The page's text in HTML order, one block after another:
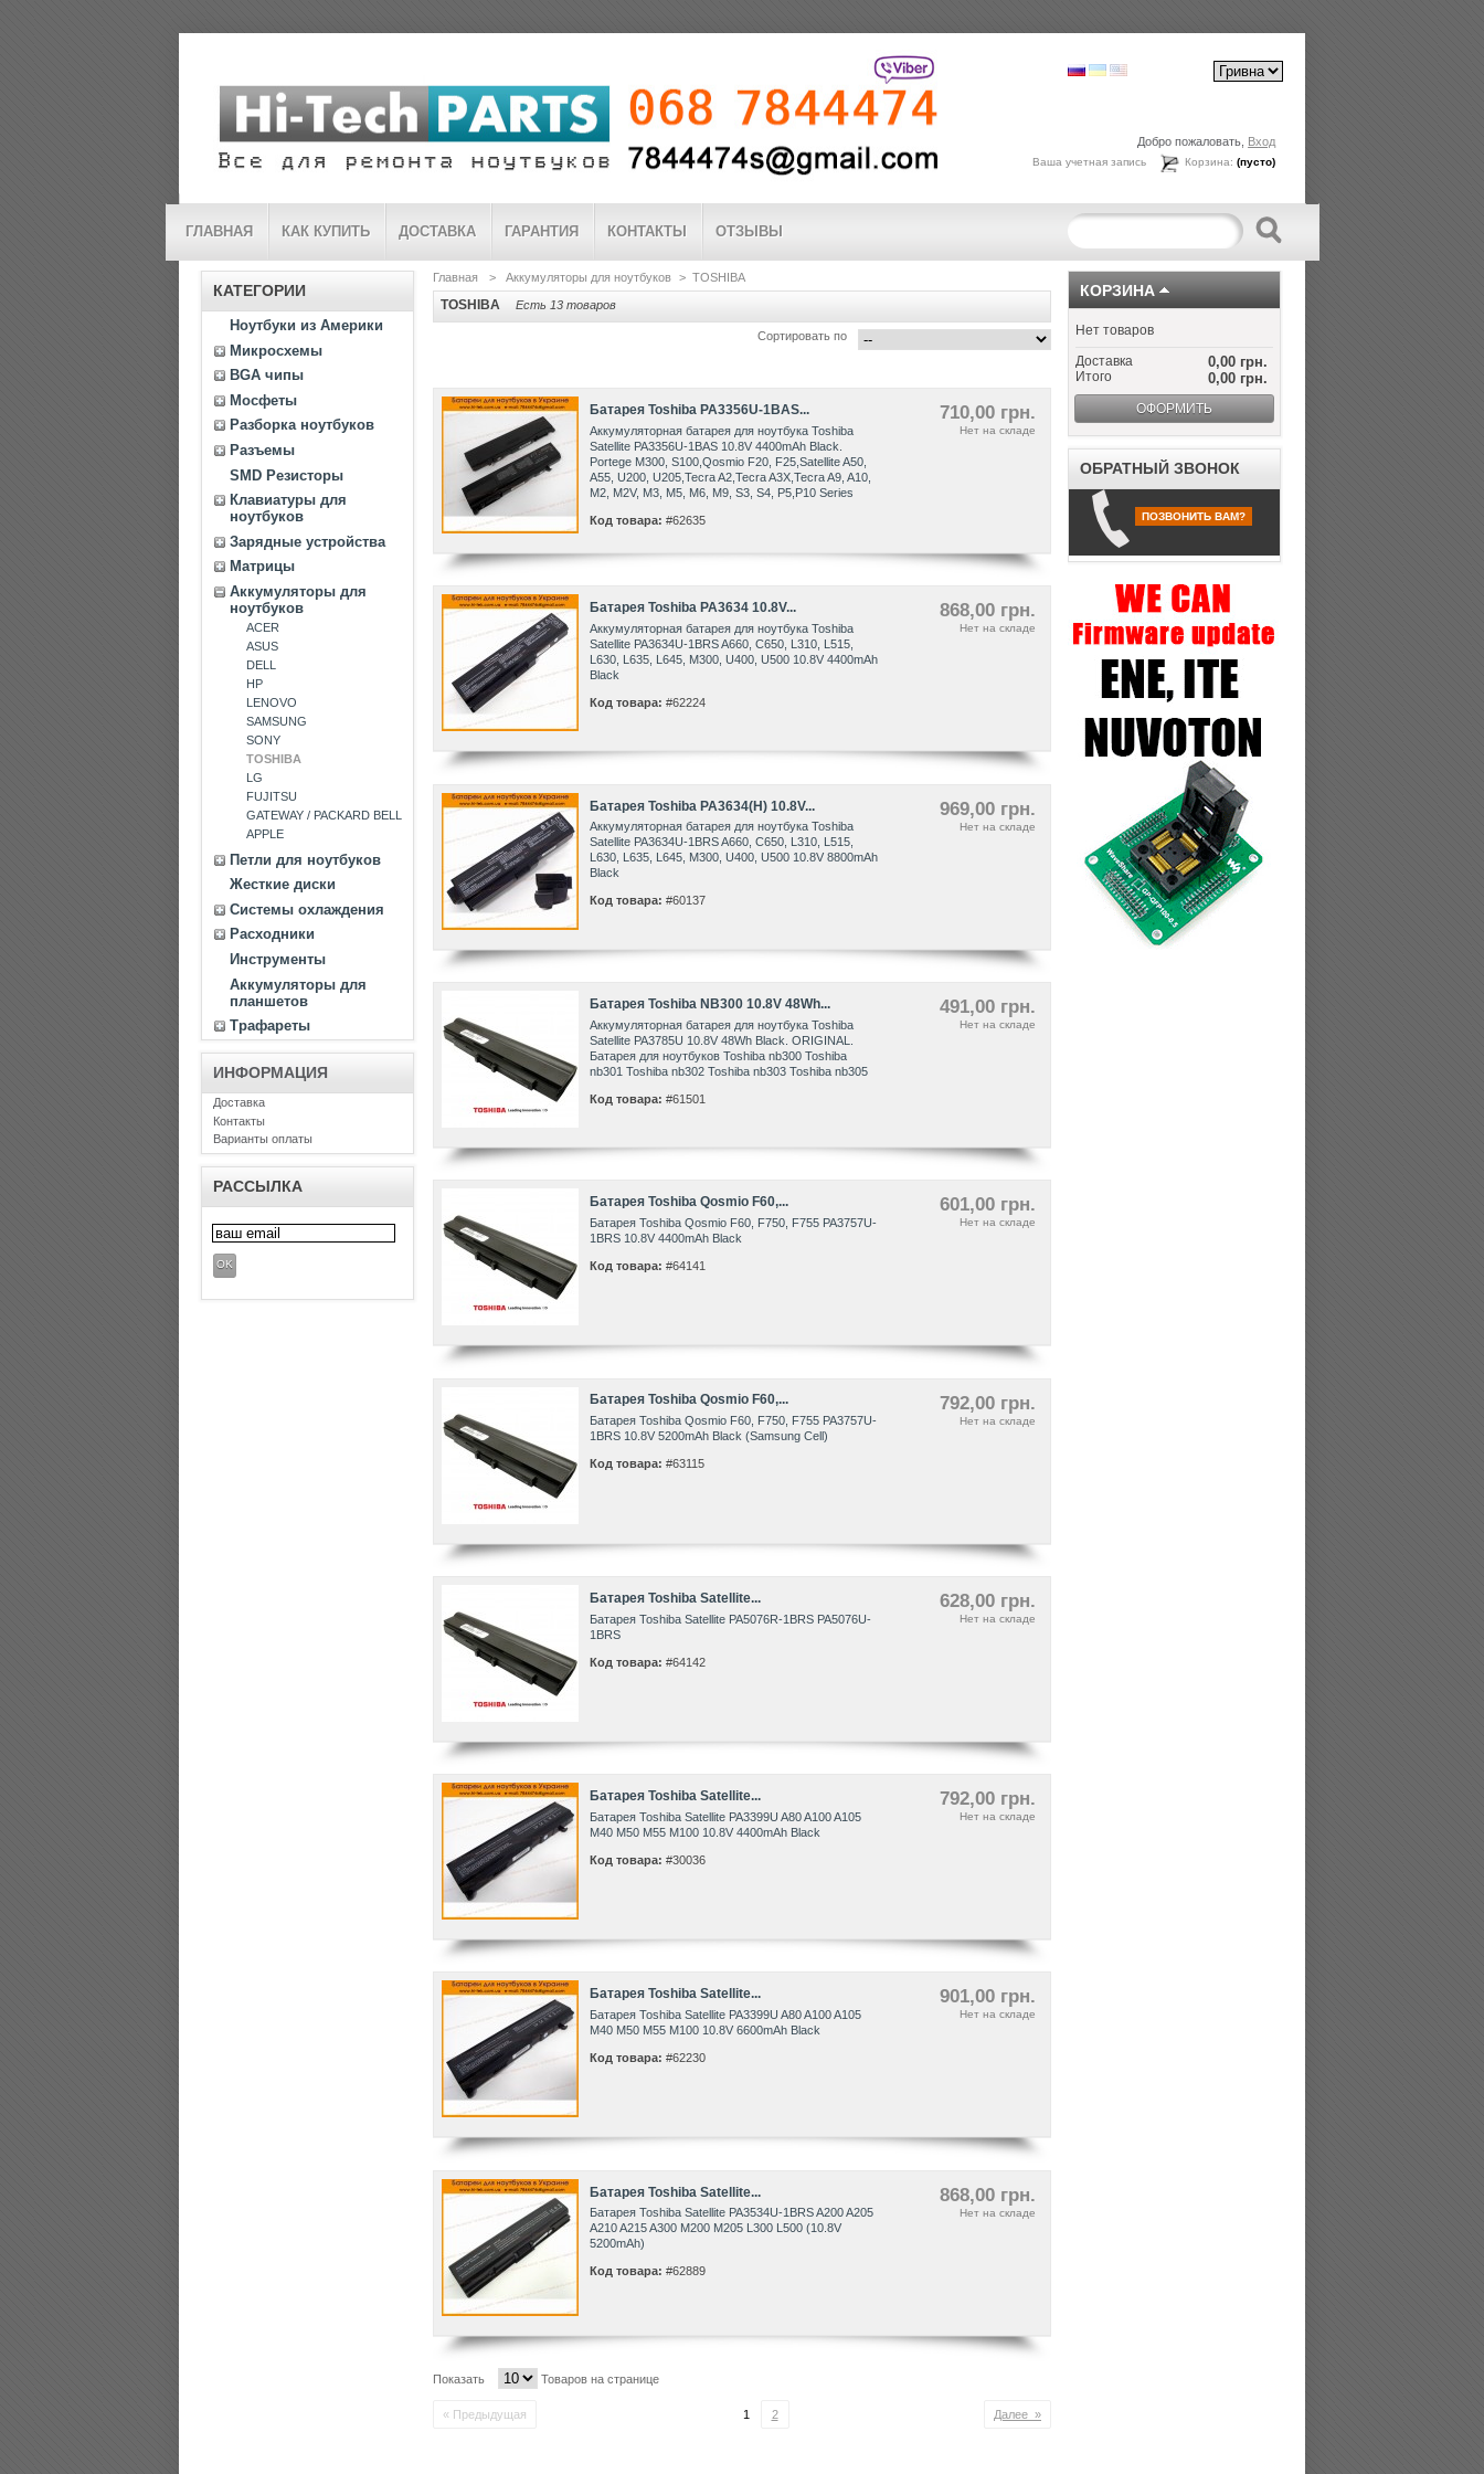
Добро пожаловать, Вход
Корзина:(пусто)
Ваша учетная запись
ГЛАВНАЯ КАК КУПИТЬ ДОСТАВКА ГАРАНТИЯ КОНТАКТЫ ОТЗЫВЫ
КАТЕГОРИИ
Ноутбуки из Америки
Микросхемы
BGA чипы
Мосфеты
Разборка ноутбуков
Разъемы
SMD Резисторы
Клавиатуры для
ноутбуков
Зарядные устройства
Матрицы
Аккумуляторы для
ноутбуков
ACER
ASUS
DELL
HP
LENOVO
SAMSUNG
SONY
TOSHIBA
LG
FUJITSU
GATEWAY / PACKARD BELL
APPLE
Петли для ноутбуков
Жесткие диски
Системы охлаждения
Расходники
Инструменты
Аккумуляторы для
планшетов
Трафареты
ИНФОРМАЦИЯ
Доставка
Контакты
Варианты оплаты
РАССЫЛКА
Главная > Аккумуляторы для ноутбуков > TOSHIBA
TOSHIBA Есть 13 товаров
Сортировать по
Батарея Toshiba PA3356U-1BAS...
Аккумуляторная батарея для ноутбука Toshiba
Satellite PA3356U-1BAS 10.8V 4400mAh Black.
Portege M300, S100,Qosmio F20, F25,Satellite A50,
A55, U200, U205,Tecra A2,Tecra A3X,Tecra A9, A10,
M2, M2V, M3, M5, M6, M9, S3, S4, P5,P10 Series
Код товара: #62635
710,00 грн.
Нет на складе
Батарея Toshiba PA3634 10.8V...
Аккумуляторная батарея для ноутбука Toshiba
Satellite PA3634U-1BRS A660, C650, L310, L515,
L630, L635, L645, M300, U400, U500 10.8V 4400mAh
Black
Код товара: #62224
868,00 грн.
Нет на складе
Батарея Toshiba PA3634(H) 10.8V...
Аккумуляторная батарея для ноутбука Toshiba
Satellite PA3634U-1BRS A660, C650, L310, L515,
L630, L635, L645, M300, U400, U500 10.8V 8800mAh
Black
Код товара: #60137
969,00 грн.
Нет на складе
Батарея Toshiba NB300 10.8V 48Wh...
Аккумуляторная батарея для ноутбука Toshiba
Satellite PA3785U 10.8V 48Wh Black. ORIGINAL.
Батарея для ноутбуков Toshiba nb300 Toshiba
nb301 Toshiba nb302 Toshiba nb303 Toshiba nb305
Код товара: #61501
491,00 грн.
Нет на складе
Батарея Toshiba Qosmio F60,...
Батарея Toshiba Qosmio F60, F750, F755 PA3757U-
1BRS 10.8V 4400mAh Black
Код товара: #64141
601,00 грн.
Нет на складе
Батарея Toshiba Qosmio F60,...
Батарея Toshiba Qosmio F60, F750, F755 PA3757U-
1BRS 10.8V 5200mAh Black (Samsung Cell)
Код товара: #63115
792,00 грн.
Нет на складе
Батарея Toshiba Satellite...
Батарея Toshiba Satellite PA5076R-1BRS PA5076U-
1BRS
Код товара: #64142
628,00 грн.
Нет на складе
Батарея Toshiba Satellite...
Батарея Toshiba Satellite PA3399U A80 A100 A105
M40 M50 M55 M100 10.8V 4400mAh Black
Код товара: #30036
792,00 грн.
Нет на складе
Батарея Toshiba Satellite...
Батарея Toshiba Satellite PA3399U A80 A100 A105
M40 M50 M55 M100 10.8V 6600mAh Black
Код товара: #62230
901,00 грн.
Нет на складе
Батарея Toshiba Satellite...
Батарея Toshiba Satellite PA3534U-1BRS A200 A205
A210 A215 A300 M200 M205 L300 L500 (10.8V
5200mAh)
Код товара: #62889
868,00 грн.
Нет на складе
Показать Товаров на странице
« Предыдущая 1 2 Далее »
КОРЗИНА
Нет товаров
0,00 грн.
Доставка
0,00 грн.
Итого
ОФОРМИТЬ
ОБРАТНЫЙ ЗВОНОК
ПОЗВОНИТЬ ВАМ?